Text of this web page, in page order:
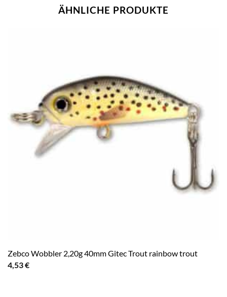
ÄHNLICHE PRODUKTE
Zebco Wobbler 2,20g 40mm Gitec Trout rainbow trout
4,53€